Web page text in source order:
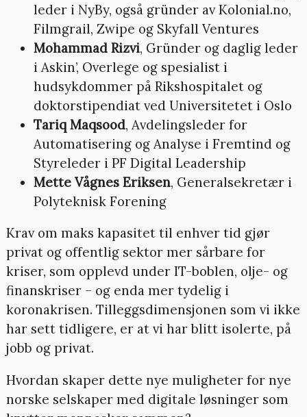
leder i NyBy, også gründer av Kolonial.no,
Filmgrail, Zwipe og Skyfall Ventures
Mohammad Rizvi, Gründer og daglig leder
i Askin’, Overlege og spesialist i
hudsykdommer på Rikshospitalet og
doktorstipendiat ved Universitetet i Oslo
Tariq Maqsood, Avdelingsleder for
Automatisering og Analyse i Fremtind og
Styreleder i PF Digital Leadership
Mette Vågnes Eriksen, Generalsekretær i
Polyteknisk Forening
Krav om maks kapasitet til enhver tid gjør
privat og offentlig sektor mer sårbare for
kriser, som opplevd under IT-boblen, olje- og
finanskriser – og enda mer tydelig i
koronakrisen. Tilleggsdimensjonen som vi ikke
har sett tidligere, er at vi har blitt isolerte, på
jobb og privat.
Hvordan skaper dette nye muligheter for nye
norske selskaper med digitale løsninger som